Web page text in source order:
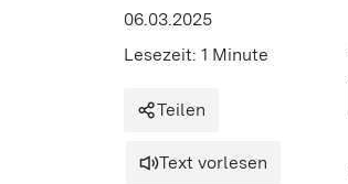
06.03.2025
Lesezeit: 1 Minute
Teilen
Text vorlesen